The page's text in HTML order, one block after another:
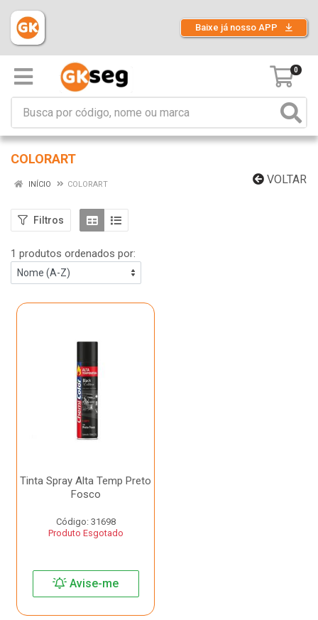
Baixe já nosso APP
0
COLORART
VOLTAR
INÍCIO COLORART
Filtros
1 produtos ordenados por:
Tinta Spray Alta Temp Preto
Fosco
Código: 31698
Produto Esgotado
Avise-me